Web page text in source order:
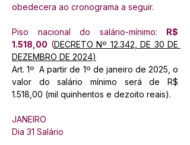
obedecera ao cronograma a seguir.
Piso nacional do salário-mínimo: R$
1.518,00 (DECRETO Nº 12.342, DE 30 DE
DEZEMBRO DE 2024)
Art. 1º  A partir de 1º de janeiro de 2025, o
valor do salário mínimo será de R$
1.518,00 (mil quinhentos e dezoito reais).
JANEIRO
Dia 31 Salário